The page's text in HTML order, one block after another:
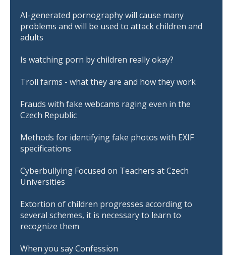
AI-generated pornography will cause many
problems and will be used to attack children and
adults
Is watching porn by children really okay?
Troll farms - what they are and how they work
Frauds with fake webcams raging even in the
Czech Republic
Methods for identifying fake photos with EXIF
specifications
Cyberbullying Focused on Teachers at Czech
Universities
Extortion of children progresses according to
several schemes, it is necessary to learn to
recognize them
When you say Confession